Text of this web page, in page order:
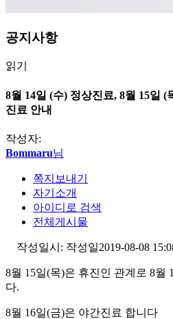
공지사항
읽기
8월 14일 (수) 정상진료, 8월 15일 (
진료 안내
작성자:
Bommaru님
쪽지보내기
자기소개
아이디로 검색
전체게시물
작성일시: 작성일2019-08-08
8월 15일(목)은 휴진인 관계로 8월
다.
8월 16일(금)은 야간진료 합니다